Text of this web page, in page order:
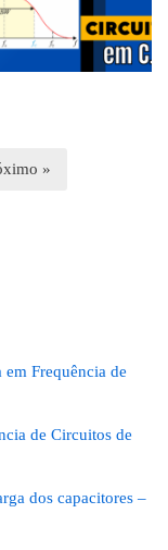
»
Frequência de
de Circuitos de
dos capacitores –